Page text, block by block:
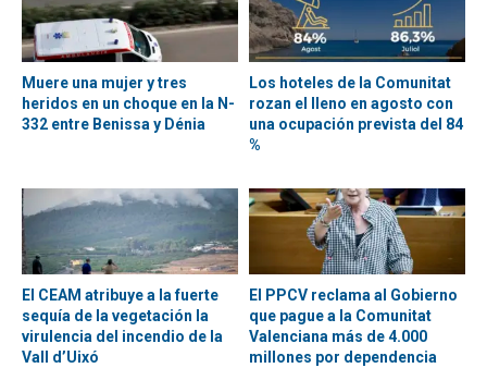
Muere una mujer y tres
heridos en un choque en la N-
332 entre Benissa y Dénia
Los hoteles de la Comunitat
rozan el lleno en agosto con
una ocupación prevista del 84
%
El CEAM atribuye a la fuerte
sequía de la vegetación la
virulencia del incendio de la
Vall d’Uixó
El PPCV reclama al Gobierno
que pague a la Comunitat
Valenciana más de 4.000
millones por dependencia